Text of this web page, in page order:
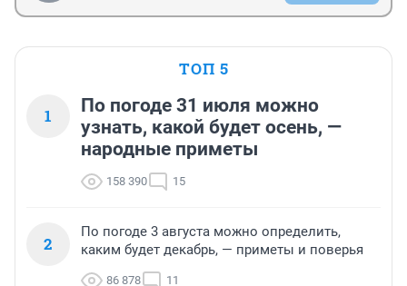
ТОП 5
1
По погоде 31 июля можно
узнать, какой будет осень, —
народные приметы
158 390 15
2
По погоде 3 августа можно определить,
каким будет декабрь, — приметы и поверья
86 878 11